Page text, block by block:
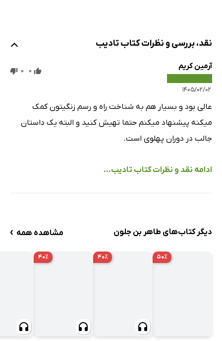
نقد، بررسی و نظرات کتاب تادیب
آرمین کریم
۱۴۰۵/۰۲/۰۲
0
0
عالی بود و بسیار هم به شناخت راه و رسم زنگیتون کمک
میکنه پیشنهاد میکنم حتما تهیش کنید و البته یک داستان
جالب در دوران پهلوی است.
ادامه نقد و نظرات کتاب تادیب...
دیگر کتاب‌های طاهر بن جلون مشاهده همه ›
۵۰٪ ۴۰٪ ۴۰٪